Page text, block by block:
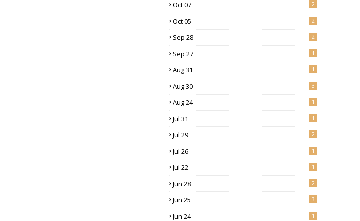
Oct 07 2
Oct 05 2
Sep 28 2
Sep 27 1
Aug 31 1
Aug 30 3
Aug 24 1
Jul 31 1
Jul 29 2
Jul 26 1
Jul 22 1
Jun 28 2
Jun 25 3
Jun 24 1